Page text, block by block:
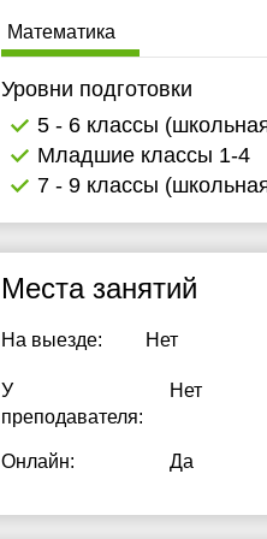
Математика
Уровни подготовки
5 - 6 классы
Младшие классы 1-4
7 - 9 классы
Места занятий
На выезде: Нет
У
преподавателя:
Нет
Онлайн: Да
20:30
21:00